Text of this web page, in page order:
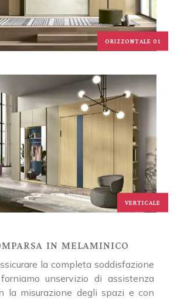
ORIZZONTALE 01
VERTICALE
in melaminico
la completa soddisfazione
unservizio di assistenza
la misurazione degli spazi e con